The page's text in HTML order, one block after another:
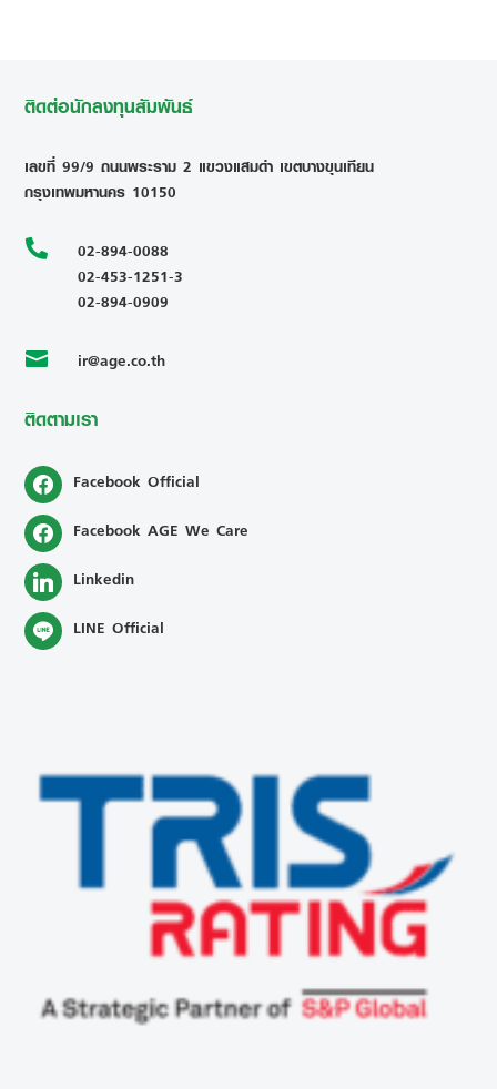
ติดต่อนักลงทุนสัมพันธ์
เลขที่ 99/9 ถนนพระราม 2 แขวงแสมดำ เขตบางขุนเทียน
กรุงเทพมหานคร 10150

02-894-0088
02-453-1251-3
02-894-0909
 ir@age.co.th
ติดตามเรา
Facebook Official
Facebook AGE We Care
Linkedin
LINE Official